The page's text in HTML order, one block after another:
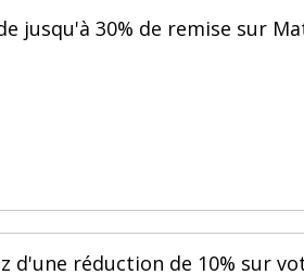
jusqu'à 30% de remise sur
d'une réduction de 10% sur